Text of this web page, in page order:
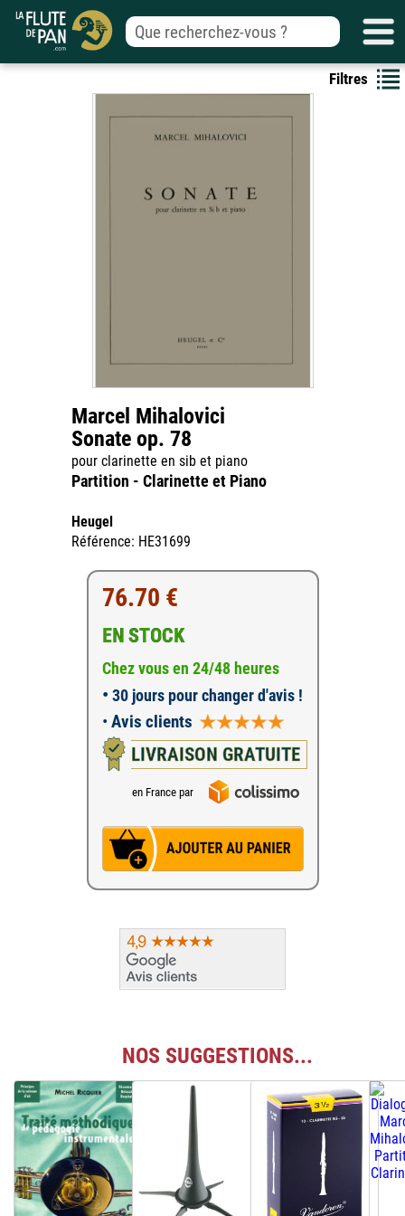
Filtres
Marcel Mihalovici
Sonate op. 78
pour clarinette en sib et piano
Partition - Clarinette et Piano
Heugel
Référence: HE31699
76.70 €
EN STOCK
Chez vous en 24/48 heures
• 30 jours pour changer d'avis !
• Avis clients
LIVRAISON GRATUITE
en France par
NOS SUGGESTIONS...